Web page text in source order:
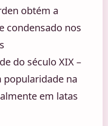
obtém a
condensado nos
do século XIX–
popularidade na
em latas